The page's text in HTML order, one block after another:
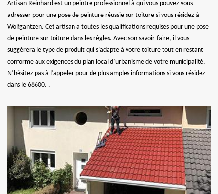
Artisan Reinhard est un peintre professionnel à qui vous pouvez vous
adresser pour une pose de peinture réussie sur toiture si vous résidez à
Wolfgantzen. Cet artisan a toutes les qualifications requises pour une pose
de peinture sur toiture dans les règles. Avec son savoir-faire, il vous
suggèrera le type de produit qui s’adapte à votre toiture tout en restant
conforme aux exigences du plan local d’urbanisme de votre municipalité.
N’hésitez pas à l’appeler pour de plus amples informations si vous résidez
dans le 68600. .